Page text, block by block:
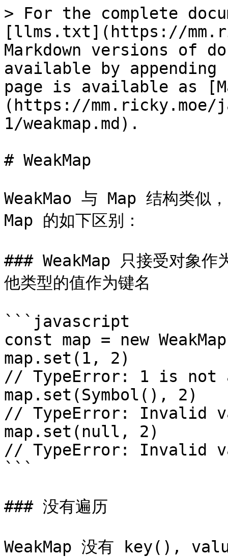
> For the complete
[llms.txt](https://
Markdown versions of
available by
page is available as
(https://
1/weakmap.md).
# WeakMap
WeakMao 与 Map 结构类似
Map 的如下区别：
### WeakMap 只接受对象
他类型的值作为键名
```javascript
const map = new
map.set(1, 2)
// TypeError: 1 is not
map.set(Symbol(), 2)
// TypeError: Invalid
map.set(null, 2)
// TypeError: Invalid
```
### 没有遍历
WeakMap 没有 key(),